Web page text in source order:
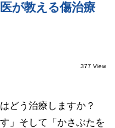
が教える傷治療
377 View
どう治療しますか？
」そして「かさぶたを